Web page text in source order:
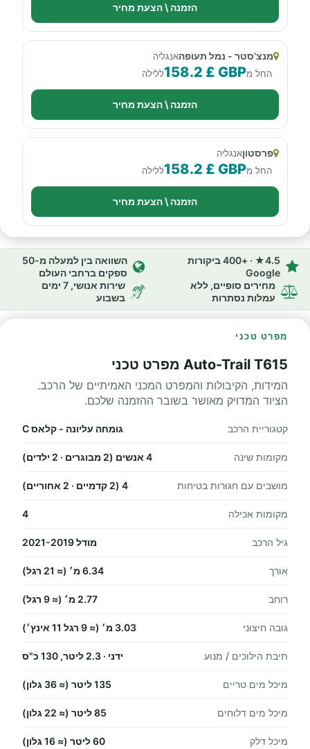
הזמנה \ הצעת מחיר
מנצ'סטר - נמל תעופהאנגליה
החל מ158.2 £ GBPללילה
הזמנה \ הצעת מחיר
פרסטוןאנגליה
החל מ158.2 £ GBPללילה
הזמנה \ הצעת מחיר
4.5★ · +400 ביקורות
Google
השוואה בין למעלה מ-50
ספקים ברחבי העולם
מחירים סופיים, ללא
עמלות נסתרות
שירות אנושי, 7 ימים
בשבוע
מפרט טכני
Auto-Trail T615 מפרט טכני
המידות, הקיבולות והמפרט המכני האמיתיים של הרכב.
הציוד המדויק מאושר בשובר ההזמנה שלכם.
קטגוריית הרכב גומחה עליונה - קלאס C
מקומות שינה 4 אנשים (2 מבוגרים · 2 ילדים)
מושבים עם חגורות בטיחות 4 (2 קדמיים · 2 אחוריים)
מקומות אכילה 4
גיל הרכב מודל 2021-2019
אורך 6.34 מ׳ (≈ 21 רגל)
רוחב 2.77 מ׳ (≈ 9 רגל)
גובה חיצוני 3.03 מ׳ (≈ 9 רגל 11 אינץ׳)
תיבת הילוכים / מנוע ידני · 2.3 ליטר, 130 כ"ס
מיכל מים טריים 135 ליטר (≈ 36 גלון)
מיכל מים דלוחים 85 ליטר (≈ 22 גלון)
מיכל דלק 60 ליטר (≈ 16 גלון)